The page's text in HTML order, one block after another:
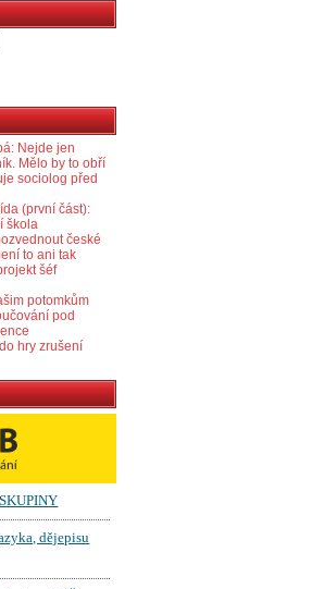
Nejde jen
Mělo by to obří
sociolog před
(první část):
škola
české
to ani tak
šéf
potomkům
pod
hry zrušení